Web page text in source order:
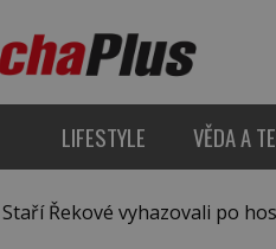
LIFESTYLE VĚDA A
Staří Řekové vyhazovali po